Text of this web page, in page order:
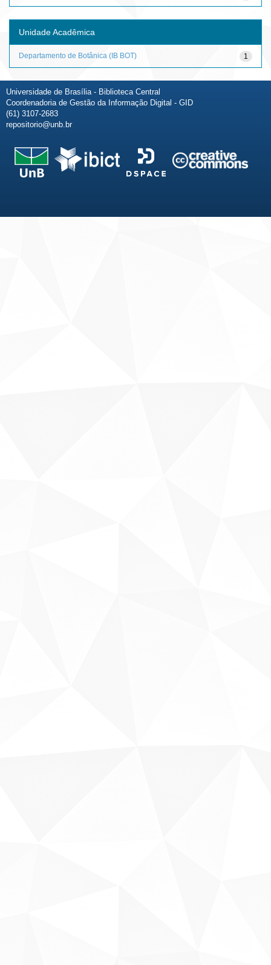
Unidade Acadêmica
1
Departamento de Botânica (IB BOT)
Universidade de Brasília - Biblioteca Central
Coordenadoria de Gestão da Informação Digital - GID
(61) 3107-2683
repositorio@unb.br